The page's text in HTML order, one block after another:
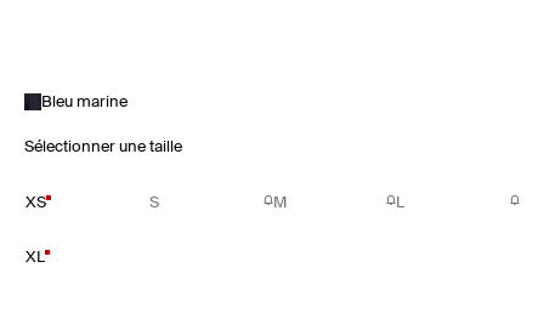
Bleu marine
Sélectionner une taille
XS S M L
XL